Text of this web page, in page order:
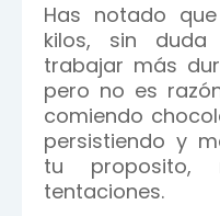
Has notado
kilos, sin
trabajar más
pero no es
comiendo
persistiendo y
tu
tentaciones.